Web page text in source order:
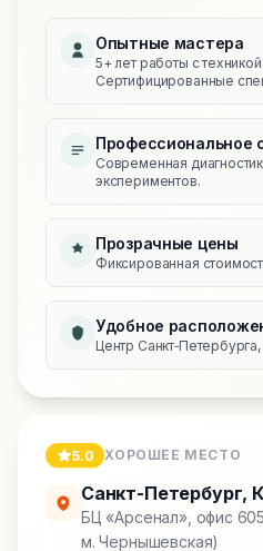
Опытные мастера
5+ лет работы с
Сертифицированные
Профессиональное
Современная
экспериментов.
Прозрачные цены
Фиксированная
Удобное
Центр
5.0 ХОРОШЕЕ МЕСТО
Санкт-Петербург,
БЦ «Арсенал», офис
м. Чернышевская)